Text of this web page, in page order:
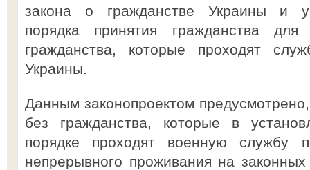
закона о гражданстве Украины и
порядка принятия гражданства
гражданства, которые проходят
Украины.
Данным законопроектом
без гражданства, которые в
порядке проходят военную службу
непрерывного проживания на